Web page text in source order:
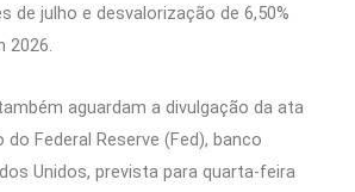
de julho e desvalorização de 6,50%
2026.
aguardam a divulgação da ata
Federal Reserve (Fed), banco
Unidos, prevista para quarta-feira